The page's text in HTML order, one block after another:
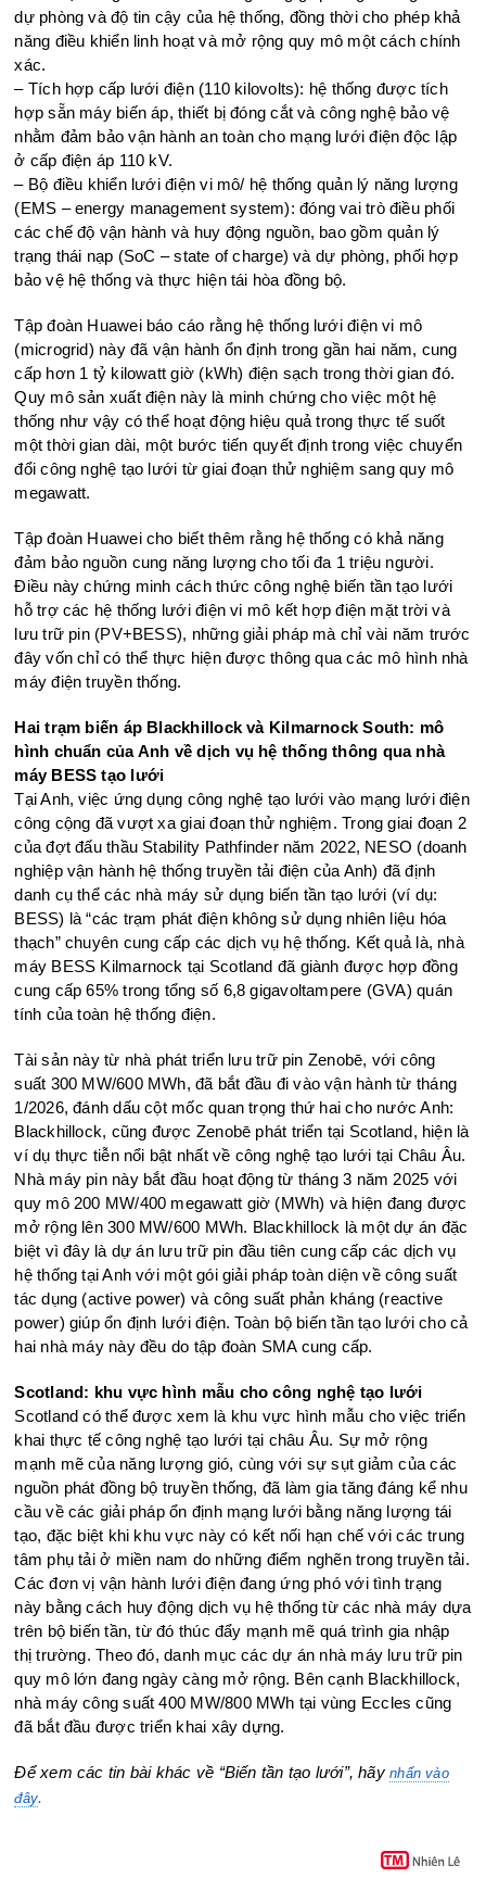
dự phòng và độ tin cậy của hệ thống, đồng thời cho phép khả
năng điều khiển linh hoạt và mở rộng quy mô một cách chính
xác.
– Tích hợp cấp lưới điện (110 kilovolts): hệ thống được tích
hợp sẵn máy biến áp, thiết bị đóng cắt và công nghệ bảo vệ
nhằm đảm bảo vận hành an toàn cho mạng lưới điện độc lập
ở cấp điện áp 110 kV.
– Bộ điều khiển lưới điện vi mô/ hệ thống quản lý năng lượng
(EMS – energy management system): đóng vai trò điều phối
các chế độ vận hành và huy động nguồn, bao gồm quản lý
trạng thái nạp (SoC – state of charge) và dự phòng, phối hợp
bảo vệ hệ thống và thực hiện tái hòa đồng bộ.
Tập đoàn Huawei báo cáo rằng hệ thống lưới điện vi mô
(microgrid) này đã vận hành ổn định trong gần hai năm, cung
cấp hơn 1 tỷ kilowatt giờ (kWh) điện sạch trong thời gian đó.
Quy mô sản xuất điện này là minh chứng cho việc một hệ
thống như vậy có thể hoạt động hiệu quả trong thực tế suốt
một thời gian dài, một bước tiến quyết định trong việc chuyển
đổi công nghệ tạo lưới từ giai đoạn thử nghiệm sang quy mô
megawatt.
Tập đoàn Huawei cho biết thêm rằng hệ thống có khả năng
đảm bảo nguồn cung năng lượng cho tối đa 1 triệu người.
Điều này chứng minh cách thức công nghệ biến tần tạo lưới
hỗ trợ các hệ thống lưới điện vi mô kết hợp điện mặt trời và
lưu trữ pin (PV+BESS), những giải pháp mà chỉ vài năm trước
đây vốn chỉ có thể thực hiện được thông qua các mô hình nhà
máy điện truyền thống.
Hai trạm biến áp Blackhillock và Kilmarnock South: mô
hình chuẩn của Anh về dịch vụ hệ thống thông qua nhà
máy BESS tạo lưới
Tại Anh, việc ứng dụng công nghệ tạo lưới vào mạng lưới điện
công cộng đã vượt xa giai đoạn thử nghiệm. Trong giai đoạn 2
của đợt đấu thầu Stability Pathfinder năm 2022, NESO (doanh
nghiệp vận hành hệ thống truyền tải điện của Anh) đã định
danh cụ thể các nhà máy sử dụng biến tần tạo lưới (ví dụ:
BESS) là “các trạm phát điện không sử dụng nhiên liệu hóa
thạch” chuyên cung cấp các dịch vụ hệ thống. Kết quả là, nhà
máy BESS Kilmarnock tại Scotland đã giành được hợp đồng
cung cấp 65% trong tổng số 6,8 gigavoltampere (GVA) quán
tính của toàn hệ thống điện.
Tài sản này từ nhà phát triển lưu trữ pin Zenobē, với công
suất 300 MW/600 MWh, đã bắt đầu đi vào vận hành từ tháng
1/2026, đánh dấu cột mốc quan trọng thứ hai cho nước Anh:
Blackhillock, cũng được Zenobē phát triển tại Scotland, hiện là
ví dụ thực tiễn nổi bật nhất về công nghệ tạo lưới tại Châu Âu.
Nhà máy pin này bắt đầu hoạt động từ tháng 3 năm 2025 với
quy mô 200 MW/400 megawatt giờ (MWh) và hiện đang được
mở rộng lên 300 MW/600 MWh. Blackhillock là một dự án đặc
biệt vì đây là dự án lưu trữ pin đầu tiên cung cấp các dịch vụ
hệ thống tại Anh với một gói giải pháp toàn diện về công suất
tác dụng (active power) và công suất phản kháng (reactive
power) giúp ổn định lưới điện. Toàn bộ biến tần tạo lưới cho cả
hai nhà máy này đều do tập đoàn SMA cung cấp.
Scotland: khu vực hình mẫu cho công nghệ tạo lưới
Scotland có thể được xem là khu vực hình mẫu cho việc triển
khai thực tế công nghệ tạo lưới tại châu Âu. Sự mở rộng
mạnh mẽ của năng lượng gió, cùng với sự sụt giảm của các
nguồn phát đồng bộ truyền thống, đã làm gia tăng đáng kể nhu
cầu về các giải pháp ổn định mạng lưới bằng năng lượng tái
tạo, đặc biệt khi khu vực này có kết nối hạn chế với các trung
tâm phụ tải ở miền nam do những điểm nghẽn trong truyền tải.
Các đơn vị vận hành lưới điện đang ứng phó với tình trạng
này bằng cách huy động dịch vụ hệ thống từ các nhà máy dựa
trên bộ biến tần, từ đó thúc đẩy mạnh mẽ quá trình gia nhập
thị trường. Theo đó, danh mục các dự án nhà máy lưu trữ pin
quy mô lớn đang ngày càng mở rộng. Bên cạnh Blackhillock,
nhà máy công suất 400 MW/800 MWh tại vùng Eccles cũng
đã bắt đầu được triển khai xây dựng.
Để xem các tin bài khác về “Biến tần tạo lưới”, hãynhấn vào
đây.